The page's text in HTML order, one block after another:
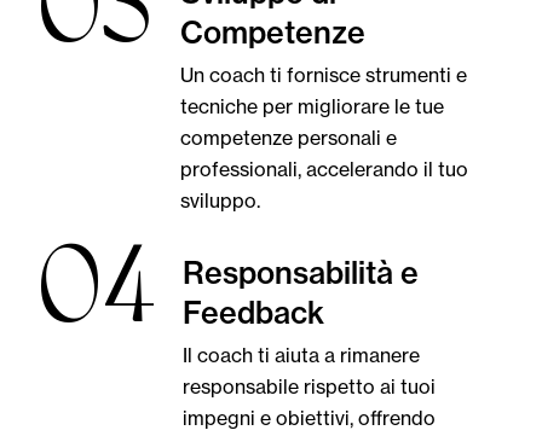
Competenze
Un coach ti fornisce strumenti e
tecniche per migliorare le tue
competenze personali e
professionali, accelerando il tuo
sviluppo.
04
Responsabilità e
Feedback
Il coach ti aiuta a rimanere
responsabile rispetto ai tuoi
impegni e obiettivi, offrendo